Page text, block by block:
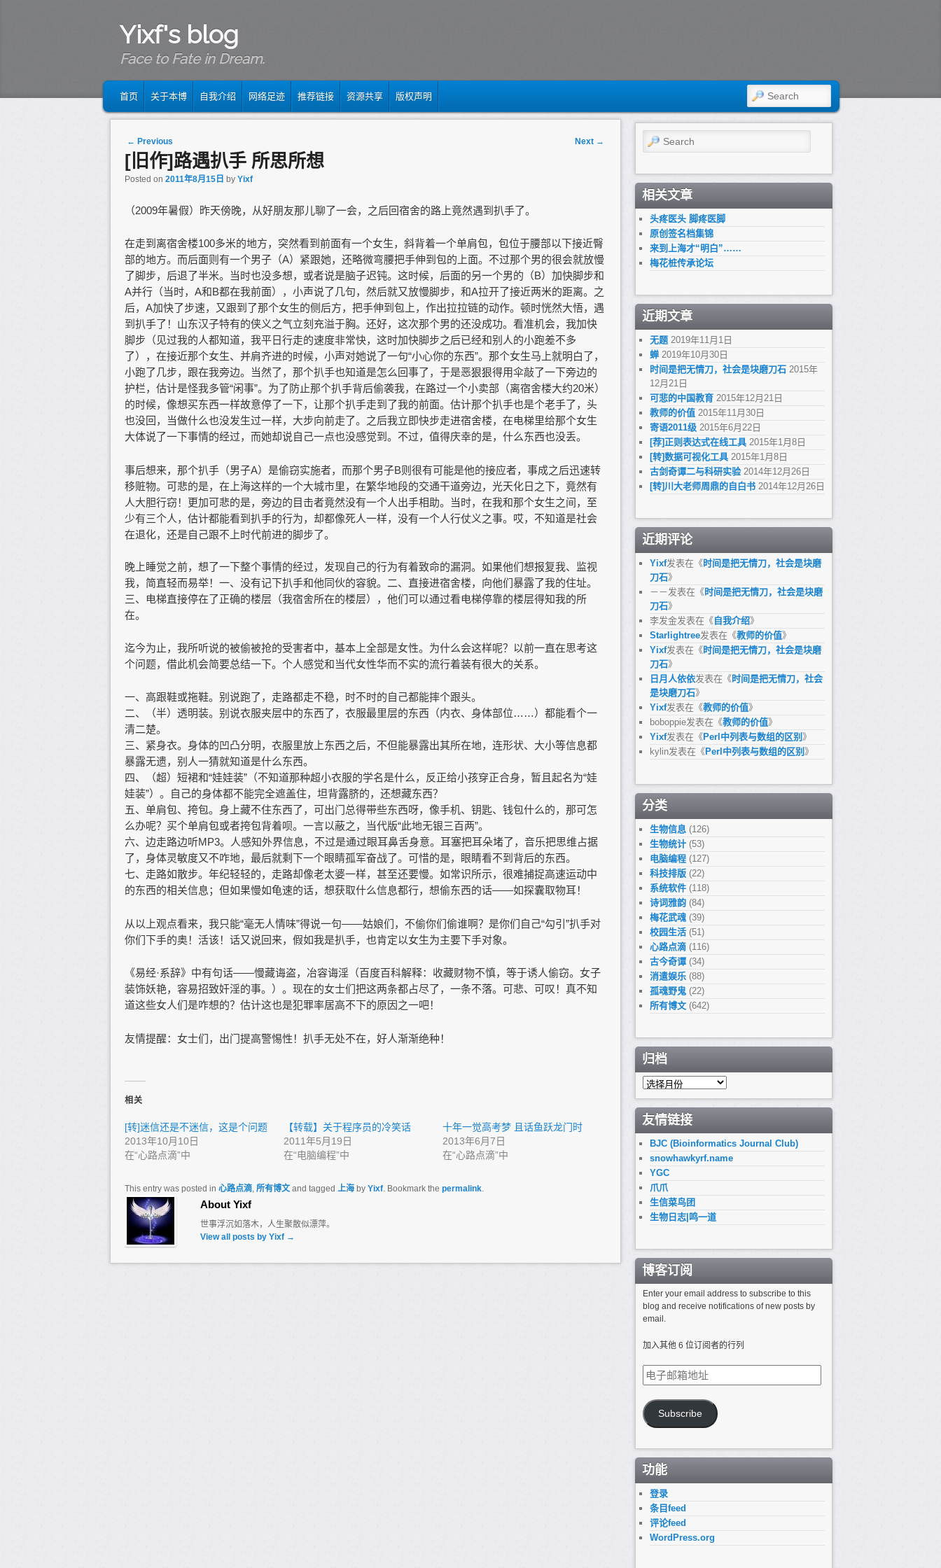
Yixf's blog
Face to Fate in Dream.
MAIN MENU
SKIP TO PRIMARY CONTENT
SKIP TO SECONDARY CONTENT
首页 关于本博 自我介绍 网络足迹 推荐链接 资源共享 版权声明 SEARCH
Post navigation
← Previous Next →
[旧作]路遇扒手 所思所想
Posted on 2011年8月15日 by Yixf
（2009年暑假）昨天傍晚，从好朋友那儿聊了一会，之后回宿舍的路上竟然遇到扒手了。
在走到离宿舍楼100多米的地方，突然看到前面有一个女生，斜背着一个单肩包，包位于腰部以下接近臀
部的地方。而后面则有一个男子（A）紧跟她，还略微弯腰把手伸到包的上面。不过那个男的很会就放慢
了脚步，后退了半米。当时也没多想，或者说是脑子迟钝。这时候，后面的另一个男的（B）加快脚步和
A并行（当时，A和B都在我前面），小声说了几句，然后就又放慢脚步，和A拉开了接近两米的距离。之
后，A加快了步速，又跟到了那个女生的侧后方，把手伸到包上，作出拉拉链的动作。顿时恍然大悟，遇
到扒手了！山东汉子特有的侠义之气立刻充溢于胸。还好，这次那个男的还没成功。看准机会，我加快
脚步（见过我的人都知道，我平日行走的速度非常快，这时加快脚步之后已经和别人的小跑差不多
了），在接近那个女生、并肩齐进的时候，小声对她说了一句“小心你的东西”。那个女生马上就明白了，
小跑了几步，跟在我旁边。当然了，那个扒手也知道是怎么回事了，于是恶狠狠得用伞敲了一下旁边的
护栏，估计是怪我多管“闲事”。为了防止那个扒手背后偷袭我，在路过一个小卖部（离宿舍楼大约20米）
的时候，像想买东西一样故意停了一下，让那个扒手走到了我的前面。估计那个扒手也是个老手了，头
也没回，当做什么也没发生过一样，大步向前走了。之后我立即快步走进宿舍楼，在电梯里给那个女生
大体说了一下事情的经过，而她却说自己一点也没感觉到。不过，值得庆幸的是，什么东西也没丢。
事后想来，那个扒手（男子A）是偷窃实施者，而那个男子B则很有可能是他的接应者，事成之后迅速转
移赃物。可悲的是，在上海这样的一个大城市里，在繁华地段的交通干道旁边，光天化日之下，竟然有
人大胆行窃！更加可悲的是，旁边的目击者竟然没有一个人出手相助。当时，在我和那个女生之间，至
少有三个人，估计都能看到扒手的行为，却都像死人一样，没有一个人行仗义之事。哎，不知道是社会
在退化，还是自己跟不上时代前进的脚步了。
晚上睡觉之前，想了一下整个事情的经过，发现自己的行为有着致命的漏洞。如果他们想报复我、监视
我，简直轻而易举！一、没有记下扒手和他同伙的容貌。二、直接进宿舍楼，向他们暴露了我的住址。
三、电梯直接停在了正确的楼层（我宿舍所在的楼层），他们可以通过看电梯停靠的楼层得知我的所
在。
迄今为止，我所听说的被偷被抢的受害者中，基本上全部是女性。为什么会这样呢？以前一直在思考这
个问题，借此机会简要总结一下。个人感觉和当代女性华而不实的流行着装有很大的关系。
一、高跟鞋或拖鞋。别说跑了，走路都走不稳，时不时的自己都能摔个跟头。
二、（半）透明装。别说衣服夹层中的东西了，衣服最里层的东西（内衣、身体部位……）都能看个一
清二楚。
三、紧身衣。身体的凹凸分明，衣服里放上东西之后，不但能暴露出其所在地，连形状、大小等信息都
暴露无遗，别人一猜就知道是什么东西。
四、（超）短裙和“娃娃装”（不知道那种超小衣服的学名是什么，反正给小孩穿正合身，暂且起名为“娃
娃装”）。自己的身体都不能完全遮盖住，坦背露脐的，还想藏东西？
五、单肩包、挎包。身上藏不住东西了，可出门总得带些东西呀，像手机、钥匙、钱包什么的，那可怎
么办呢？买个单肩包或者挎包背着呗。一言以蔽之，当代版“此地无银三百两”。
六、边走路边听MP3。人感知外界信息，不过是通过眼耳鼻舌身意。耳塞把耳朵堵了，音乐把思维占据
了，身体灵敏度又不咋地，最后就剩下一个眼睛孤军奋战了。可惜的是，眼睛看不到背后的东西。
七、走路如散步。年纪轻轻的，走路却像老太婆一样，甚至还要慢。如常识所示，很难捕捉高速运动中
的东西的相关信息；但如果慢如龟速的话，想获取什么信息都行，想偷东西的话——如探囊取物耳！
从以上观点看来，我只能“毫无人情味”得说一句——姑娘们，不偷你们偷谁啊？是你们自己“勾引”扒手对
你们下手的奥！活该！话又说回来，假如我是扒手，也肯定以女生为主要下手对象。
《易经·系辞》中有句话——慢藏诲盗，冶容诲淫（百度百科解释：收藏财物不慎，等于诱人偷窃。女子
装饰妖艳，容易招致奸淫的事。）。现在的女士们把这两条都占尽了，一条不落。可悲、可叹！真不知
道这些女人们是咋想的？估计这也是犯罪率居高不下的原因之一吧！
友情提醒：女士们，出门提高警惕性！扒手无处不在，好人渐渐绝种！
相关
[转]迷信还是不迷信，这是个问题
2013年10月10日
在“心路点滴”中
【转载】关于程序员的冷笑话
2011年5月19日
在“电脑编程”中
十年一觉高考梦 且话鱼跃龙门时
2013年6月7日
在“心路点滴”中
This entry was posted in 心路点滴, 所有博文 and tagged 上海 by Yixf. Bookmark the permalink.
About Yixf
世事浮沉如落木，人生聚散似漂萍。
View all posts by Yixf →
Search
相关文章
头疼医头 脚疼医脚
原创签名档集锦
来到上海才“明白”……
梅花桩传承论坛
近期文章
无题 2019年11月1日
蝉 2019年10月30日
时间是把无情刀，社会是块磨刀石 2015年
12月21日
可悲的中国教育 2015年12月21日
教师的价值 2015年11月30日
寄语2011级 2015年6月22日
[荐]正则表达式在线工具 2015年1月8日
[转]数据可视化工具 2015年1月8日
古剑奇谭二与科研实验 2014年12月26日
[转]川大老师周鼎的自白书 2014年12月26日
近期评论
Yixf发表在《 时间是把无情刀，社会是块磨
刀石》
－－发表在《 时间是把无情刀，社会是块磨
刀石》
李发金发表在《 自我介绍》
Starlightree发表在《教师的价值》
Yixf发表在《 时间是把无情刀，社会是块磨
刀石》
日月人依依发表在《 时间是把无情刀，社会
是块磨刀石》
Yixf发表在《教师的价值》
boboppie发表在《教师的价值》
Yixf发表在《 Perl中列表与数组的区别 》
kylin发表在《 Perl中列表与数组的区别 》
分类
生物信息 (126)
生物统计 (53)
电脑编程 (127)
科技排版 (22)
系统软件 (118)
诗词雅韵 (84)
梅花武魂 (39)
校园生活 (51)
心路点滴 (116)
古今奇谭 (34)
消遣娱乐 (88)
孤魂野鬼 (22)
所有博文 (642)
归档
归
友情链接
BJC (Bioinformatics Journal Club)
snowhawkyrf.name
YGC
爪爪
生信菜鸟团
生物日志|鸣一道
博客订阅
Enter your email address to subscribe to this
blog and receive notifications of new posts by
email.
加入其他 6 位订阅者的行列
电
子
箱
地
Subscribe
功能
登录
条目feed
评论feed
WordPress.org